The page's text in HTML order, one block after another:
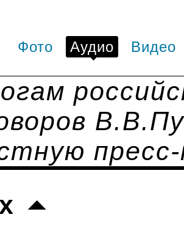
Фото Аудио Видео